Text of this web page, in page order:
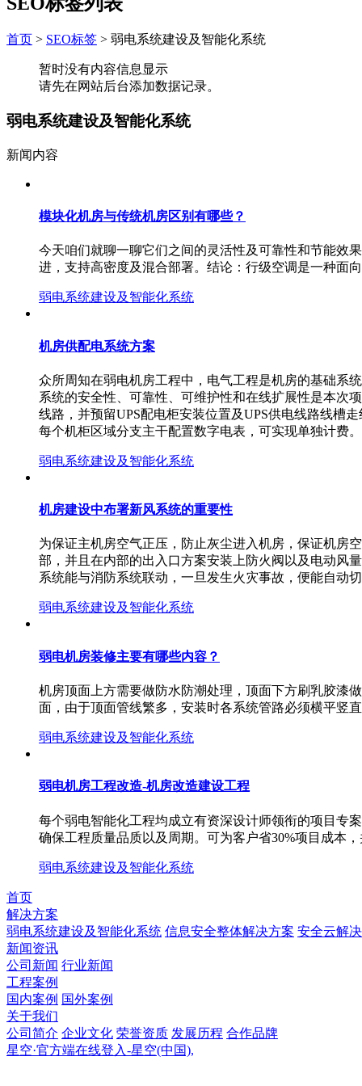
首页 > SEO标签 > 弱电系统建设及智能化系统
暂时没有内容信息显示
请先在网站后台添加数据记录。
弱电系统建设及智能化系统
新闻内容
模块化机房与传统机房区别有哪些？
今天咱们就聊一聊它们之间的灵活性及可靠性和节能效
进，支持高密度及混合部署。结论：行级空调是一种面
弱电系统建设及智能化系统
机房供配电系统方案
众所周知在弱电机房工程中，电气工程是机房的基础系
系统的安全性、可靠性、可维护性和在线扩展性是本次
线路，并预留UPS配电柜安装位置及UPS供电线路线槽
每个机柜区域分支主干配置数字电表，可实现单独计费
弱电系统建设及智能化系统
机房建设中布署新风系统的重要性
为保证主机房空气正压，防止灰尘进入机房，保证机房
部，并且在内部的出入口方案安装上防火阀以及电动风
系统能与消防系统联动，一旦发生火灾事故，便能自动
弱电系统建设及智能化系统
弱电机房装修主要有哪些内容？
机房顶面上方需要做防水防潮处理，顶面下方刷乳胶漆
面，由于顶面管线繁多，安装时各系统管路必须横平竖
弱电系统建设及智能化系统
弱电机房工程改造-机房改造建设工程
每个弱电智能化工程均成立有资深设计师领衔的项目专
确保工程质量品质以及周期。可为客户省30%项目成本
弱电系统建设及智能化系统
首页
解决方案
弱电系统建设及智能化系统 信息安全整体解决方案 安全云解
新闻资讯
公司新闻 行业新闻
工程案例
国内案例 国外案例
关于我们
公司简介 企业文化 荣誉资质 发展历程 合作品牌
星空·官方端在线登入-星空(中国),